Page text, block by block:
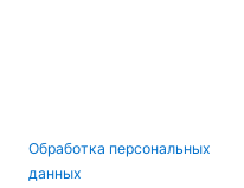
Обработка персональных
данных